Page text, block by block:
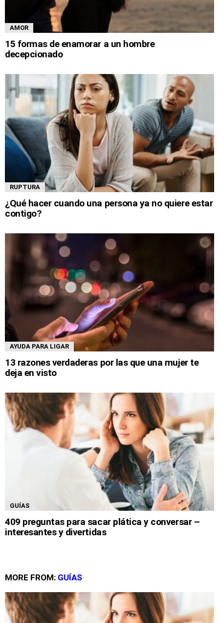
AMOR
15 formas de enamorar a un hombre
decepcionado
RUPTURA
¿Qué hacer cuando una persona ya no quiere estar
contigo?
AYUDA PARA LIGAR
13 razones verdaderas por las que una mujer te
deja en visto
GUÍAS
409 preguntas para sacar plática y conversar –
interesantes y divertidas
MORE FROM: GUÍAS